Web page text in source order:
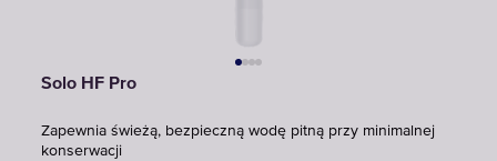
Solo HF Pro
Zapewnia świeżą, bezpieczną wodę pitną przy minimalnej
konserwacji